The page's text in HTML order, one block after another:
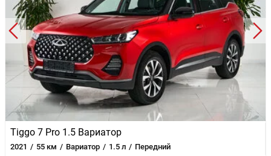
Tiggo 7 Pro 1.5 Вариатор
2021 55 км Вариатор 1.5 л Передний